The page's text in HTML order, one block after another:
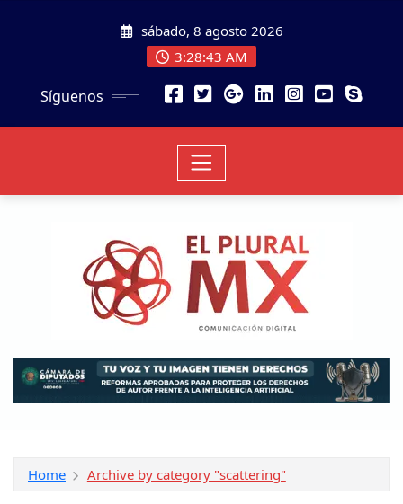
sábado, 8 agosto 2026
3:28:44 AM
Síguenos
Home Archive by category "scattering"